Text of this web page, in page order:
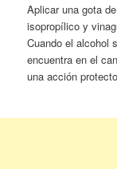
Aplicar una gota
isopropílico y
Cuando el alcohol
encuentra en el
una acción